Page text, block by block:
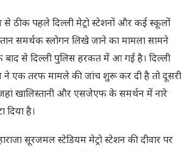
ठीक पहले दिल्ली मेट्रो स्टेशनों और कई स्कूलों
समर्थक स्लोगन लिखे जाने का मामला सामने
से दिल्ली पुलिस हरकत में आ गई है। दिल्ली
ने एक तरफ मामले की जांच शुरू कर दी है तो दूसरी
खालिस्तानी और एसजेएफ के समर्थन में नारे
दिया है।
सूरजमल स्टेडियम मेट्रो स्टेशन की दीवार पर